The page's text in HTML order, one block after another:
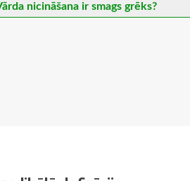
nicināšana ir smags grēks?